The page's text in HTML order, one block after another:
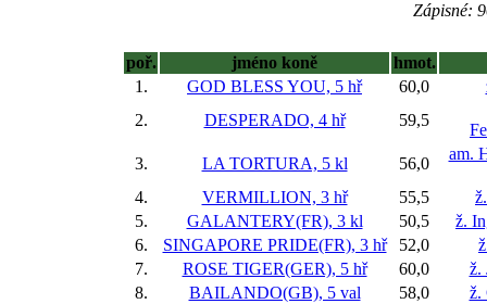
Zápisné:
poř. jméno koně
hmot.
1.
GOD BLESS YOU, 5 hř 60,0
2.
DESPERADO, 4 hř 59,5
3.
LA TORTURA, 5 kl 56,0
am.
4. VERMILLION, 3 hř 55,5
5.
GALANTERY(FR), 3 kl 50,5
ž.
6.
SINGAPORE PRIDE(FR), 3 hř 52,0
7.
ROSE TIGER(GER), 5 hř 60,0
ž.
8.
BAILANDO(GB), 5 val 58,0 ž.